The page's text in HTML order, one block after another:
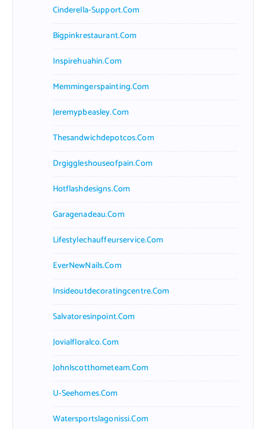
Cinderella-Support.com
Bigpinkrestaurant.com
Inspirehuahin.com
Memmingerspainting.com
Jeremypbeasley.com
Thesandwichdepotcos.com
Drgiggleshouseofpain.com
Hotflashdesigns.com
Garagenadeau.com
Lifestylechauffeurservice.com
EverNewNails.com
Insideoutdecoratingcentre.com
Salvatoresinpoint.com
Jovialfloralco.com
Johnlscotthometeam.com
U-Seehomes.com
Watersportslagonissi.com